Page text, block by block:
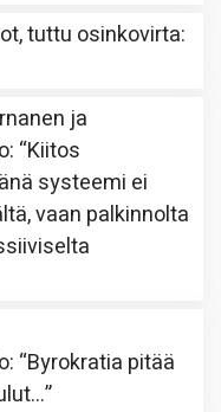
tuttu osinkovirta:
ja
: “Kiitos
systeemi ei
vaan palkinnolta
: “Byrokratia pitää
”